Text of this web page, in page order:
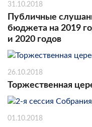
31.10.2018
Публичные
бюджета на 2019
и 2020 годов
26.10.2018
Торжественная
01.10.2018